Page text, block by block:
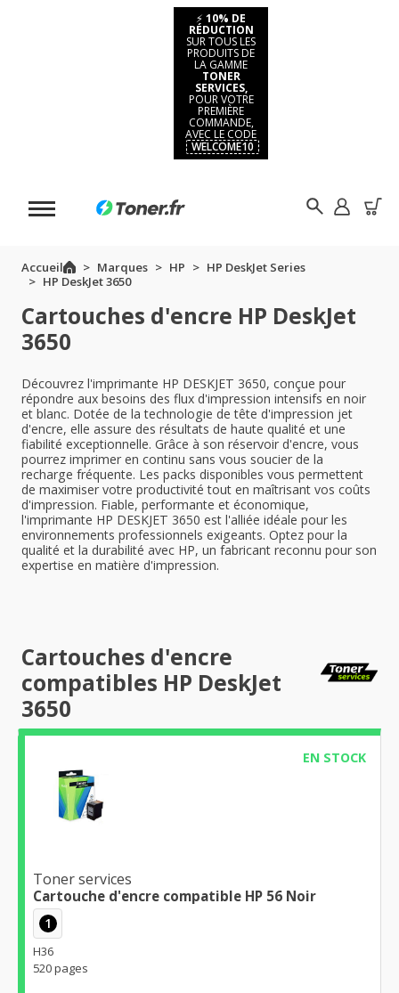
⚡ 10% DE
RÉDUCTION
SUR TOUS LES
PRODUITS DE
LA GAMME
TONER
SERVICES,
POUR VOTRE
PREMIÈRE
COMMANDE,
AVEC LE CODE
WELCOME10
Accueil Marques HP
HP DeskJet Series
HP DeskJet 3650
Cartouches d'encre HP DeskJet
3650
Découvrez l'imprimante HP DESKJET 3650, conçue pour
répondre aux besoins des flux d'impression intensifs en noir
et blanc. Dotée de la technologie de tête d'impression jet
d'encre, elle assure des résultats de haute qualité et une
fiabilité exceptionnelle. Grâce à son réservoir d'encre, vous
pourrez imprimer en continu sans vous soucier de la
recharge fréquente. Les packs disponibles vous permettent
de maximiser votre productivité tout en maîtrisant vos coûts
d'impression. Fiable, performante et économique,
l'imprimante HP DESKJET 3650 est l'alliée idéale pour les
environnements professionnels exigeants. Optez pour la
qualité et la durabilité avec HP, un fabricant reconnu pour son
expertise en matière d'impression.
Cartouches d'encre
compatibles HP DeskJet
3650
EN STOCK
Toner services
Cartouche d'encre compatible HP 56 Noir
1
H36
520 pages